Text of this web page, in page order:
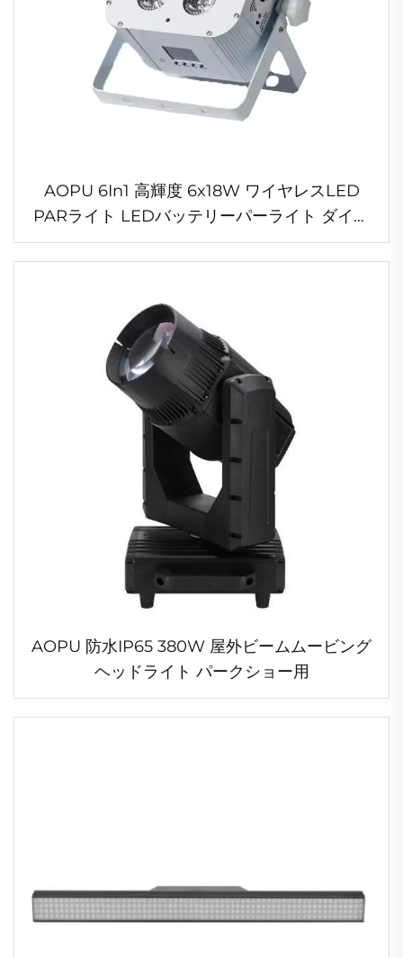
AOPU 6In1 高輝度 6x18W ワイヤレスLED
PARライト LEDバッテリーパーライト ダイニ
ングルームや結婚式用WIFIコントロール対応
AOPU 防水IP65 380W 屋外ビームムービング
ヘッドライト パークショー用